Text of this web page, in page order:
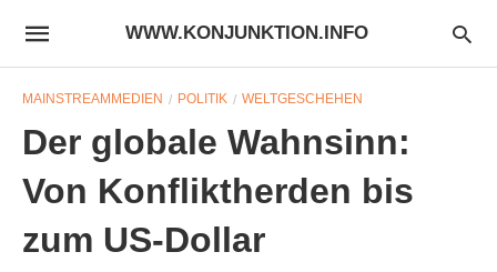
WWW.KONJUNKTION.INFO
MAINSTREAMMEDIEN POLITIK WELTGESCHEHEN
Der globale Wahnsinn:
Von Konfliktherden bis
zum US-Dollar